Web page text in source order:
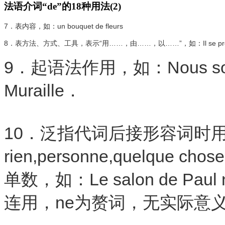
法语介词“de”的18种用法(2)
7．表内容，如：un bouquet de fleurs
8．表方法、方式、工具，表示“用……，由……，以……”，如：Il se
9．起语法作用，如：Nous
Muraille．
10．泛指代词后接形容词时
rien,personne,quelque
单数，如：Le salon de
连用，ne为赘词，无实际意